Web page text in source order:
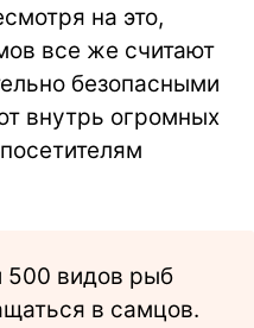
на это,
все же считают
безопасными
внутрь огромных
500 видов рыб
в самцов.